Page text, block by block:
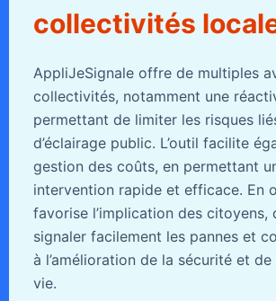
collectivités
AppliJeSignale offre de multiples
collectivités, notamment une
permettant de limiter les risques
d’éclairage public. L’outil facilite
gestion des coûts, en permettant
intervention rapide et efficace. En
favorise l’implication des citoyens,
signaler facilement les pannes et
à l’amélioration de la sécurité et
vie.